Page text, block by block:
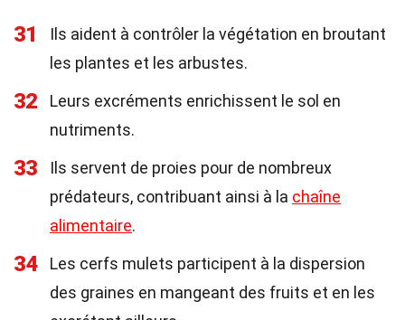
31
Ils aident à contrôler la végétation en broutant
les plantes et les arbustes.
32
Leurs excréments enrichissent le sol en
nutriments.
33
Ils servent de proies pour de nombreux
prédateurs, contribuant ainsi à la chaîne
alimentaire.
34
Les cerfs mulets participent à la dispersion
des graines en mangeant des fruits et en les